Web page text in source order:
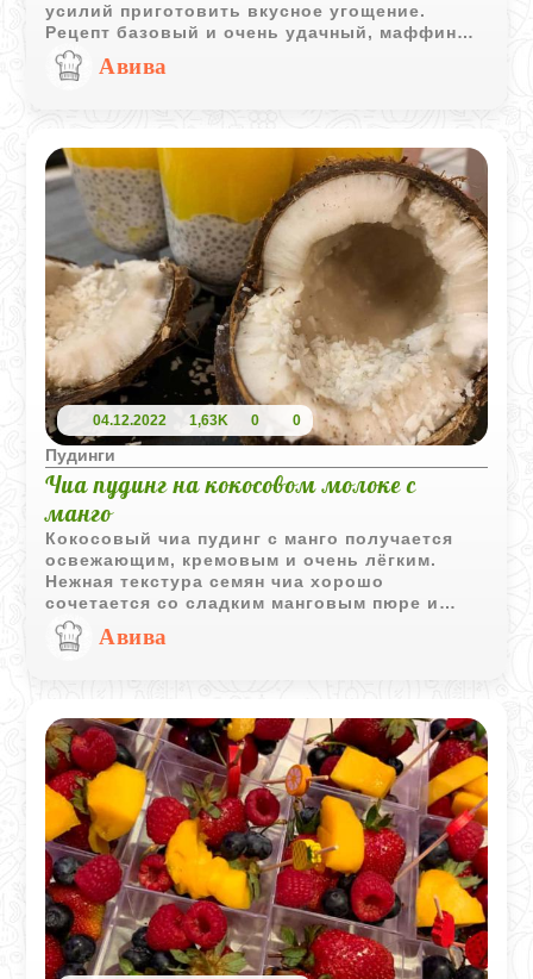
усилий приготовить вкусное угощение.
Рецепт базовый и очень удачный, маффины
получаются пышными, нежными и
ароматными. Готовятся они буквально на
ингредиенты, добавили сухие - и сразу в
смело добавлять ягоды, шоколадные капли
или орехи, но поверьте, они прекрасны и в
своем классическом ванильном исполнении.
Авива
04.12.2022 1,63K 0 0
Пудинги
Чиа пудинг на кокосовом молоке с
манго
Кокосовый чиа пудинг с манго получается
освежающим, кремовым и очень лёгким.
Нежная текстура семян чиа хорошо
сочетается со сладким манговым пюре и
тонким ароматом ванили и кокоса.
Авива